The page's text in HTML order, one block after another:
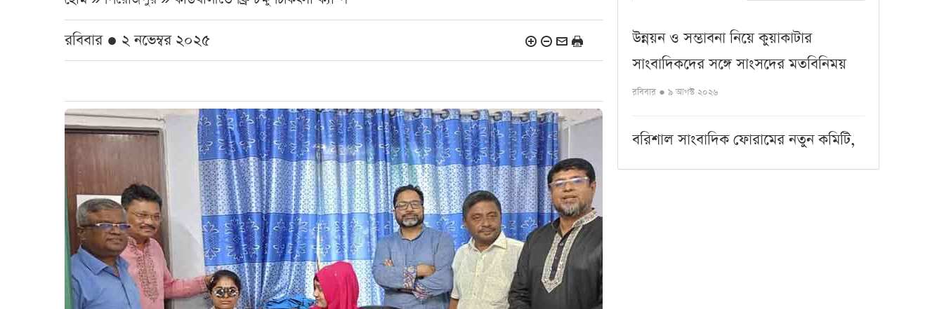
রবিবার ● ২ নভেম্বর ২০২৫
উন্নয়ন ও সম্ভাবনা নিয়ে কুয়াকাটার
সাংবাদিকদের সঙ্গে সাংসদের মতবিনিময়
রবিবার ● ৯ আগস্ট ২০২৬
বরিশাল সাংবাদিক ফোরামের নতুন কমিটি,
সভাপতি সুমন সম্পাদক সাঈদ পান্থ